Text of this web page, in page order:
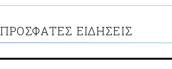
ΠΡΟΣΦΑΤΕΣ ΕΙΔΗΣΕΙΣ